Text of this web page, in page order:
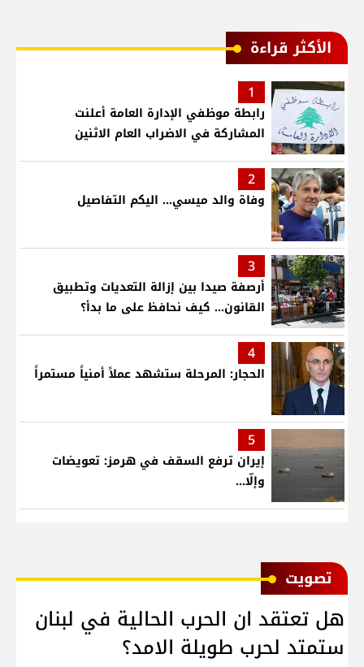
الأكثر قراءة
1
رابطة موظفي الإدارة العامة أعلنت
المشاركة في الاضراب العام الاثنين
2
وفاة والد ميسي... اليكم التفاصيل
3
أرصفة صيدا بين إزالة التعديات وتطبيق
القانون... كيف نحافظ على ما بدأ؟
4
الحجار: المرحلة ستشهد عملاً أمنياً مستمراً
5
إيران ترفع السقف في هرمز: تعويضات
وإلّا...
ﺗﺼﻮﻳﺖ
هل تعتقد ان الحرب الحالية في لبنان
ستمتد لحرب طويلة الامد؟